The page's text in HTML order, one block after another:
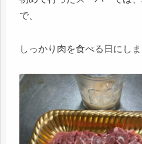
で、
しっかり肉を食べる日にしま